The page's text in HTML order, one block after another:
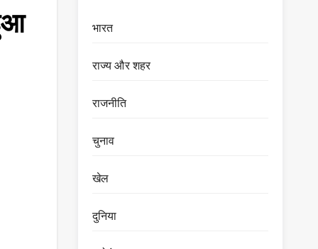
भारत
राज्य और शहर
राजनीति
चुनाव
खेल
दुनिया